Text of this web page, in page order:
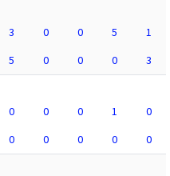
3 0 0 5
1
5 0 0 0
3
0 0 0 1
0
0 0 0 0
0